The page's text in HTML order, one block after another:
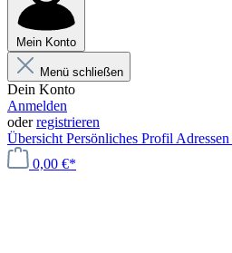
Mein Konto
Menü schließen
Dein Konto
Anmelden
oderregistrieren
Übersicht Persönliches Profil Adressen
0,00 €*